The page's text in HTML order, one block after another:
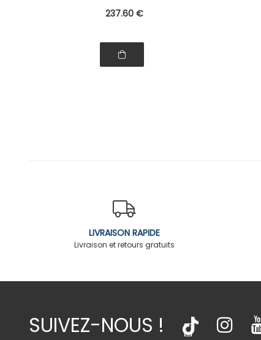
237.60 €
LIVRAISON RAPIDE
Livraison et retours gratuits
SUIVEZ-NOUS !